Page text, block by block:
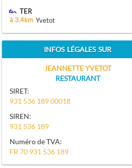
TER
à 3.4km Yvetot
INFOS LÉGALES SUR
JEANNETTE YVETOT
RESTAURANT
SIRET:
931 536 189 00018
SIREN:
931 536 189
Numéro de TVA:
FR 70 931 536 189